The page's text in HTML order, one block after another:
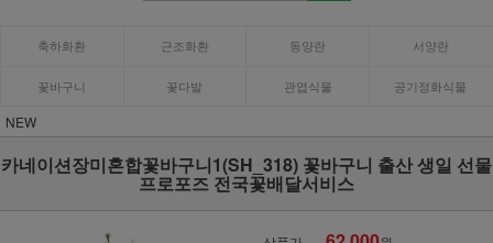
축하화환 근조화환 동양란 서양란
꽃바구니 꽃다발 관엽식물 공기정화식물
NEW
카네이션장미혼합꽃바구니1(SH_318) 꽃바구니 출산 생일 선물
프로포즈 전국꽃배달서비스